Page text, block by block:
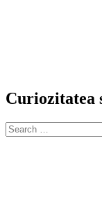
Curiozitatea
Search
for: